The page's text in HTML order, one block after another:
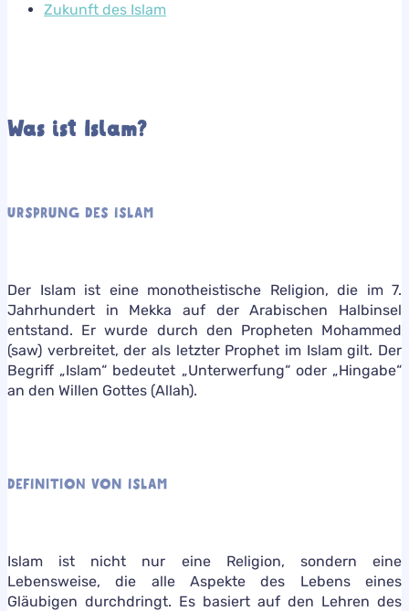
Zukunft des Islam
Was ist Islam?
URSPRUNG DES ISLAM
Der Islam ist eine monotheistische Religion, die im 7.
Jahrhundert in Mekka auf der Arabischen Halbinsel
entstand. Er wurde durch den Propheten Mohammed
(saw) verbreitet, der als letzter Prophet im Islam gilt. Der
Begriff „Islam“ bedeutet „Unterwerfung“ oder „Hingabe“
an den Willen Gottes (Allah).
DEFINITION VON ISLAM
Islam ist nicht nur eine Religion, sondern eine
Lebensweise, die alle Aspekte des Lebens eines
Gläubigen durchdringt. Es basiert auf den Lehren des